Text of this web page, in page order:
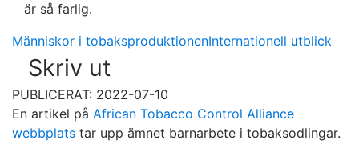
är så farlig.
Människor i tobaksproduktionenInternationell utblick
Skriv ut
PUBLICERAT: 2022-07-10
En artikel på African Tobacco Control Alliance
webbplats tar upp ämnet barnarbete i tobaksodlingar.